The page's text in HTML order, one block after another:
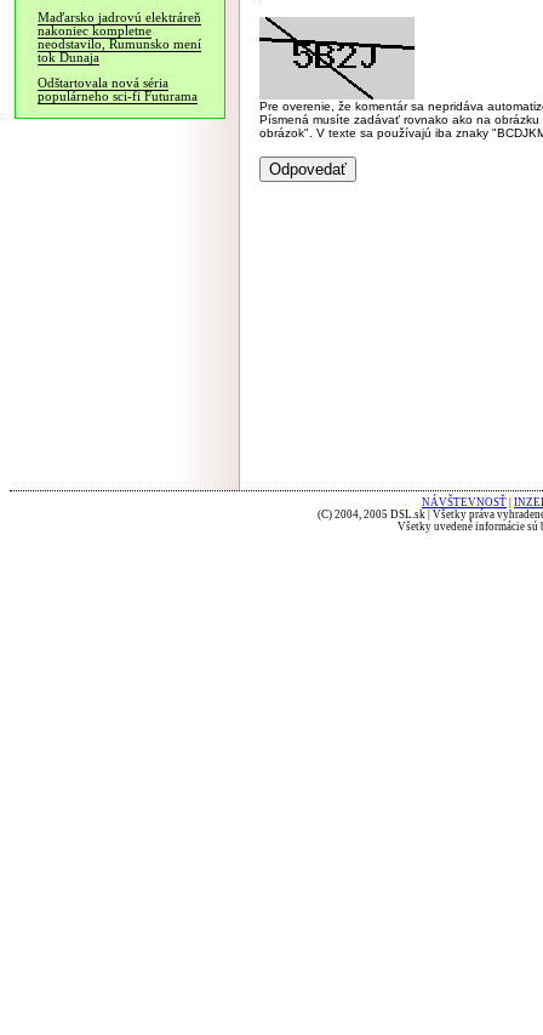
Maďarsko jadrovú elektráreň
nakoniec kompletne
neodstavilo, Rumunsko mení
tok Dunaja
Odštartovala nová séria
populárneho sci-fi Futurama
Pre overenie, že komentár sa nepridáva
Písmená musíte zadávať rovnako ako na
obrázok". V texte sa používajú iba znaky
NÁVŠTEVNOSŤ
(C) 2004, 2005 DSL.sk | Všetky práva
Všetky uvedené informácie sú